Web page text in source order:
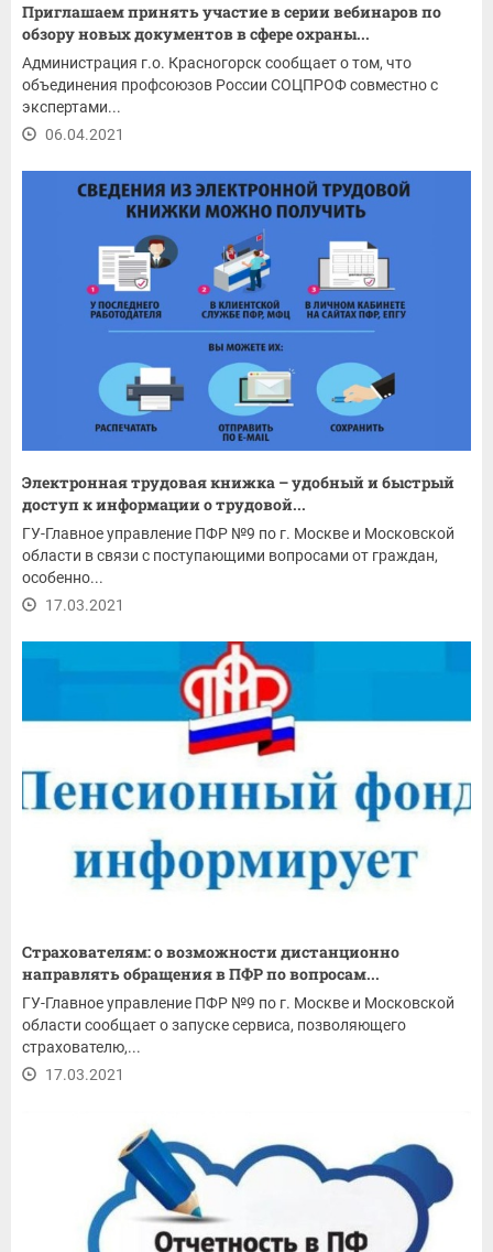
Приглашаем принять участие в серии вебинаров по
обзору новых документов в сфере охраны...
Администрация г.о. Красногорск сообщает о том, что
объединения профсоюзов России СОЦПРОФ совместно с
экспертами...
06.04.2021
Электронная трудовая книжка – удобный и быстрый
доступ к информации о трудовой...
ГУ-Главное управление ПФР №9 по г. Москве и Московской
области в связи с поступающими вопросами от граждан,
особенно...
17.03.2021
Страхователям: о возможности дистанционно
направлять обращения в ПФР по вопросам...
ГУ-Главное управление ПФР №9 по г. Москве и Московской
области сообщает о запуске сервиса, позволяющего
страхователю,...
17.03.2021